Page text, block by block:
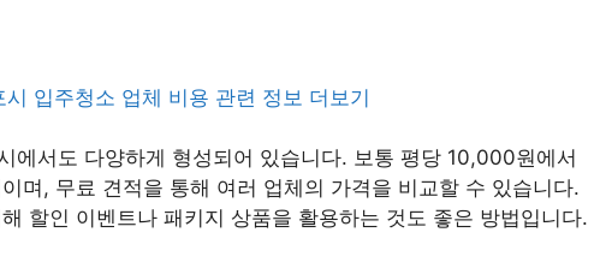
시 입주청소 업체 비용 관련 정보 더보기
에서도 다양하게 형성되어 있습니다. 보통 평당 10,000원에서
며, 무료 견적을 통해 여러 업체의 가격을 비교할 수 있습니다.
할인 이벤트나 패키지 상품을 활용하는 것도 좋은 방법입니다.